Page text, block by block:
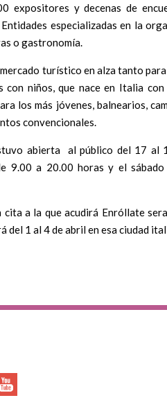
expositores y decenas de
especializadas en la
o gastronomía.
turístico en alza tanto
con niños, que nace en Italia con
los más jóvenes, balnearios,
convencionales.
abierta al público del 17 al
9.00 a 20.00 horas y el
cita a la que acudirá Enróllate
del 1 al 4 de abril en esa ciudad